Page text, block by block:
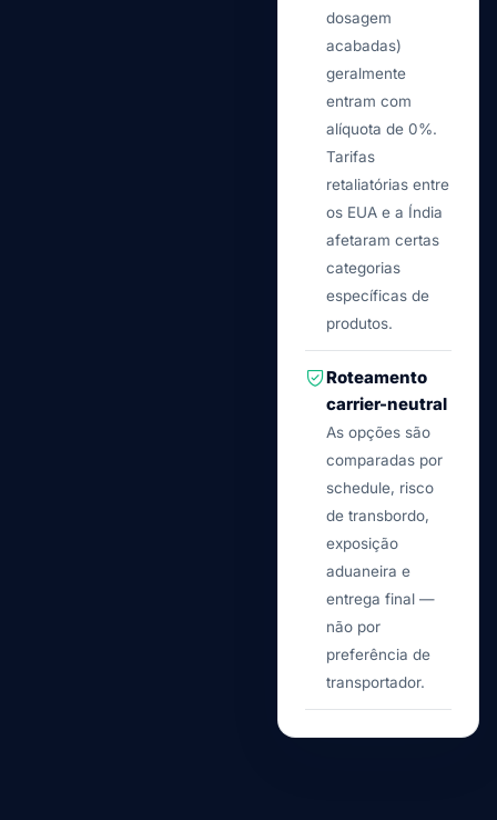
dosagem
acabadas)
geralmente
entram com
alíquota de 0%.
Tarifas
retaliatórias entre
os EUA e a Índia
afetaram certas
categorias
específicas de
produtos.
Roteamento
carrier-neutral
As opções são
comparadas por
schedule, risco
de transbordo,
exposição
aduaneira e
entrega final —
não por
preferência de
transportador.